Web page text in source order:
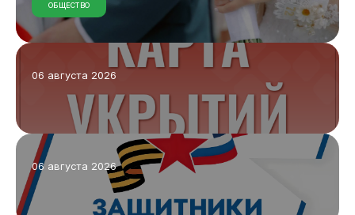
ОБЩЕСТВО
06 августа 2026
06 августа 2026